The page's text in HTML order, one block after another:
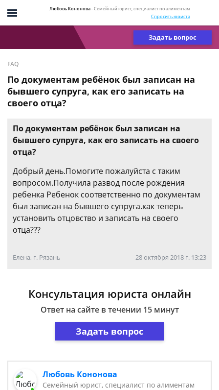
Любовь Кононова- Семейный юрист, специалист по алиментам
Спросить юриста
Задать вопрос
FAQ
По документам ребёнок был записан на
бывшего супруга, как его записать на
своего отца?
По документам ребёнок был записан на
бывшего супруга, как его записать на своего
отца?
Добрый день.Помогите пожалуйста с таким
вопросом.Получила развод после рождения
ребенка Ребенок соответственно по документам
был записан на бывшего супруга.как теперь
установить отцовство и записать на своего
отца???
Елена, г. Рязань 28 октября 2018 г. 13:23
Консультация юриста онлайн
Ответ на сайте в течении 15 минут
Задать вопрос
Любовь Кононова
Семейный юрист, специалист по алиментам